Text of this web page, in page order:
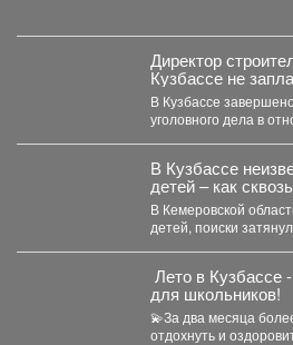
Директор
Кузбассе не
деньги
В Кузбассе
уголовного дела в
В Кузбассе
детей – как
В Кемеровской
детей, поиски
Лето в Кузбассе
для школьников!
💫За два месяца
отдохнуть и